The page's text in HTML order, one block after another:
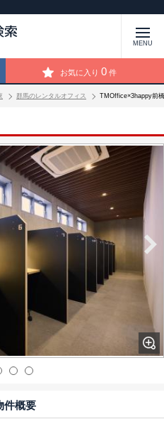
MENU
お気に入り 0 件
群馬のレンタルオフィス TMOffice×3happy前
件概要